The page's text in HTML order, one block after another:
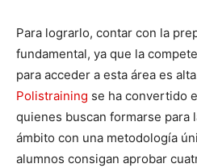
Para lograrlo, contar con la
fundamental, ya que la
para acceder a esta área es
Polistraining se ha convertido
quienes buscan formarse para
ámbito con una metodología
alumnos consigan aprobar